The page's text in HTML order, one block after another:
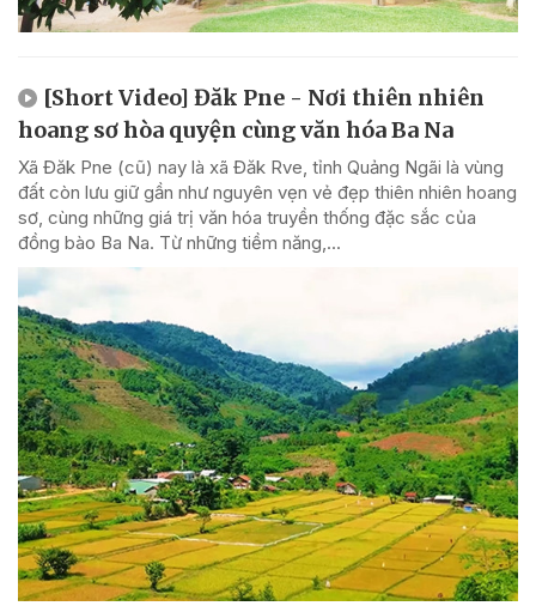
[Short Video] Đăk Pne - Nơi thiên nhiên
hoang sơ hòa quyện cùng văn hóa Ba Na
Xã Đăk Pne (cũ) nay là xã Đăk Rve, tỉnh Quảng Ngãi là vùng
đất còn lưu giữ gần như nguyên vẹn vẻ đẹp thiên nhiên hoang
sơ, cùng những giá trị văn hóa truyền thống đặc sắc của
đồng bào Ba Na. Từ những tiềm năng,...